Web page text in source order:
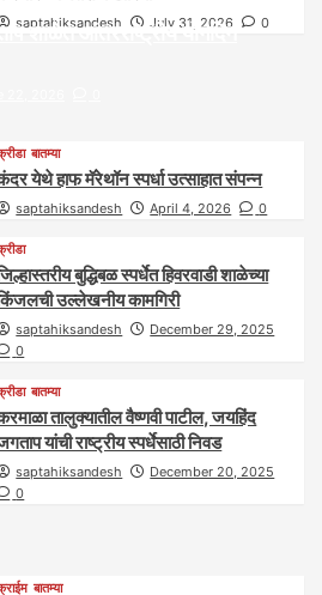
saptahiksandesh July 31, 2026 0
शाळेत आंतरराष्ट्रीय योगदिन
बातम्या
येथे हाफ मॅरेथॉन स्पर्धा उत्साहात संपन्न
saptahiksandesh April 4, 2026 0
बुद्धिबळ स्पर्धेत हिवरवाडी शाळेच्या
उल्लेखनीय कामगिरी
saptahiksandesh
December 29, 2025
0
बातम्या
तालुक्यातील वैष्णवी पाटील, जयहिंद
यांची राष्ट्रीय स्पर्धेसाठी निवड
saptahiksandesh
December 20, 2025
0
बातम्या